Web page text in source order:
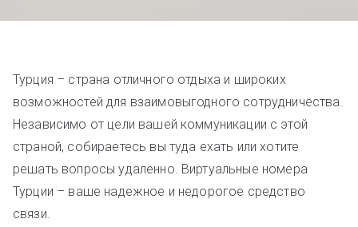
Турция – страна отличного отдыха и широких
возможностей для взаимовыгодного сотрудничества.
Независимо от цели вашей коммуникации с этой
страной, собираетесь вы туда ехать или хотите
решать вопросы удаленно. Виртуальные номера
Турции – ваше надежное и недорогое средство
связи.